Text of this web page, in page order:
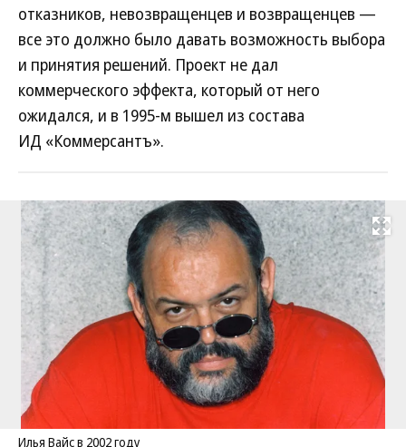
отказников, невозвращенцев и возвращенцев —
все это должно было давать возможность выбора
и принятия решений. Проект не дал
коммерческого эффекта, который от него
ожидался, и в 1995-м вышел из состава
ИД «Коммерсантъ».
Развернуть
Илья Вайс в 2002 году